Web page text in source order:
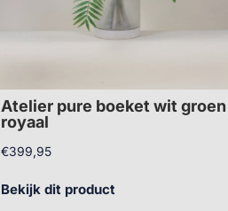
Atelier pure boeket wit groen
royaal
€399,95
Bekijk dit product